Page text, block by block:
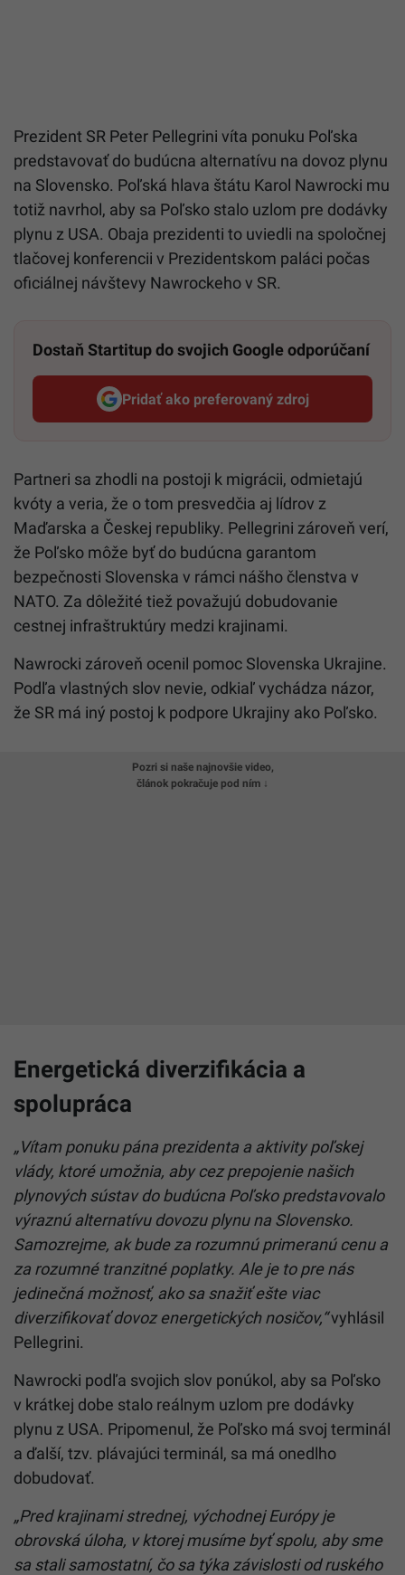
Prezident SR Peter Pellegrini víta ponuku Poľska
predstavovať do budúcna alternatívu na dovoz plynu
na Slovensko. Poľská hlava štátu Karol Nawrocki mu
totiž navrhol, aby sa Poľsko stalo uzlom pre dodávky
plynu z USA. Obaja prezidenti to uviedli na spoločnej
tlačovej konferencii v Prezidentskom paláci počas
oficiálnej návštevy Nawrockeho v SR.
Dostaň Startitup do svojich Google odporúčaní
Pridať ako preferovaný zdroj
Startitup, odkaz sa otvorí v
Partneri sa zhodli na postoji k migrácii, odmietajú
kvóty a veria, že o tom presvedčia aj lídrov z
Maďarska a Českej republiky. Pellegrini zároveň verí,
že Poľsko môže byť do budúcna garantom
bezpečnosti Slovenska v rámci nášho členstva v
NATO. Za dôležité tiež považujú dobudovanie
cestnej infraštruktúry medzi krajinami.
Nawrocki zároveň ocenil pomoc Slovenska Ukrajine.
Podľa vlastných slov nevie, odkiaľ vychádza názor,
že SR má iný postoj k podpore Ukrajiny ako Poľsko.
Pozri si naše najnovšie video,
článok pokračuje pod ním ↓
Energetická diverzifikácia a
spolupráca
„Vítam ponuku pána prezidenta a aktivity poľskej
vlády, ktoré umožnia, aby cez prepojenie našich
plynových sústav do budúcna Poľsko predstavovalo
výraznú alternatívu dovozu plynu na Slovensko.
Samozrejme, ak bude za rozumnú primeranú cenu a
za rozumné tranzitné poplatky. Ale je to pre nás
jedinečná možnosť, ako sa snažiť ešte viac
diverzifikovať dovoz energetických nosičov,“vyhlásil
Pellegrini.
Nawrocki podľa svojich slov ponúkol, aby sa Poľsko
v krátkej dobe stalo reálnym uzlom pre dodávky
plynu z USA. Pripomenul, že Poľsko má svoj terminál
a ďalší, tzv. plávajúci terminál, sa má onedlho
dobudovať.
„Pred krajinami strednej, východnej Európy je
obrovská úloha, v ktorej musíme byť spolu, aby sme
sa stali samostatní, čo sa týka závislosti od ruského